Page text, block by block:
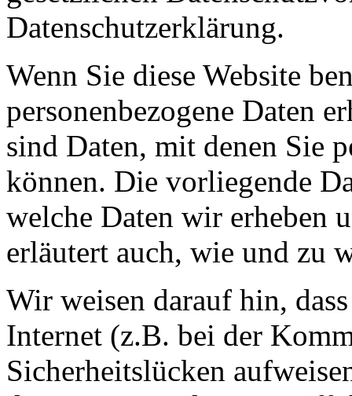
Datenschutzerklärung.
Wenn Sie diese Website
personenbezogene Daten
sind Daten, mit denen Sie
können. Die vorliegende
welche Daten wir erheben
erläutert auch, wie und zu
Wir weisen darauf hin,
Internet (z.B. bei der
Sicherheitslücken